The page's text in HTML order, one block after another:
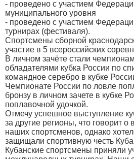
- проведено с участием
муниципального уровня
- проведено с участием
турнирах (фестиваля).
Спортсмены сборной
участие в 5 всероссийских
В личном зачёте стали
обладателями кубка России по
командное серебро в кубке
Чемпионате России по ловле
бронзу в личном зачете в кубке
поплавочной удочкой.
Отмечу успешное выступление
за другие регионы, что говорит
наших спортсменов, однако
защищали спортивную честь
Кубанские спортсмены приняли